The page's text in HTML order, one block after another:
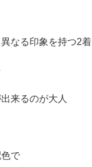
なる印象を持つ2着
来るのが大人
で